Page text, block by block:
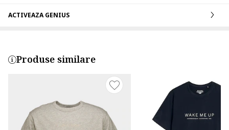
ACTIVEAZA GENIUS
Produse similare